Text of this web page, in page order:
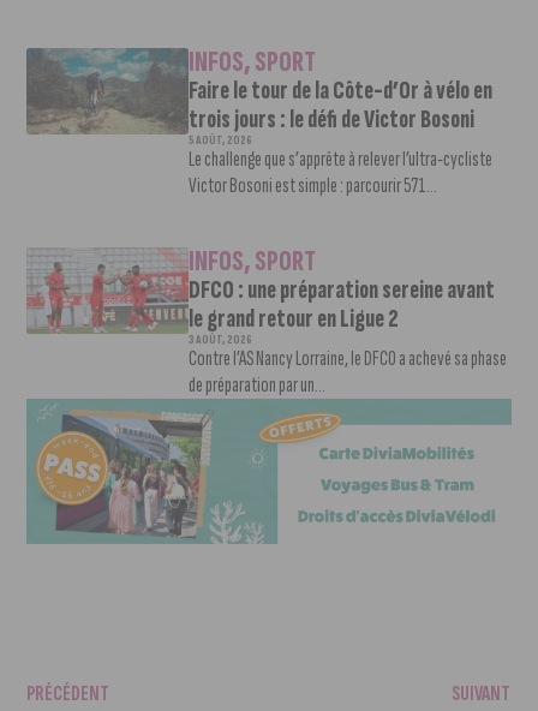
INFOS,SPORT
Faire le tour de la Côte-d’Or à vélo en
trois jours : le défi de Victor Bosoni
5 AOÛT, 2026
Le challenge que s’apprête à relever l’ultra-cycliste
Victor Bosoni est simple : parcourir 571...
INFOS,SPORT
DFCO : une préparation sereine avant
le grand retour en Ligue 2
3 AOÛT, 2026
Contre l’AS Nancy Lorraine, le DFCO a achevé sa phase
de préparation par un...
PRÉCÉDENT SUIVANT